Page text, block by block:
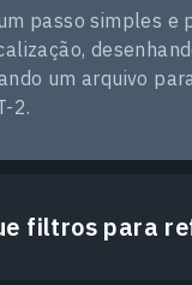
passo simples e
um arquivo
2.
filtros para